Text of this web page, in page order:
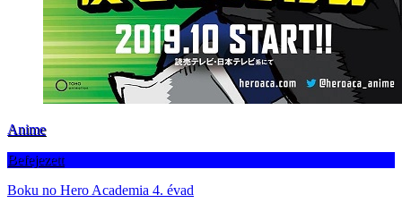
Anime
Befejezett
Boku no Hero Academia 4. évad